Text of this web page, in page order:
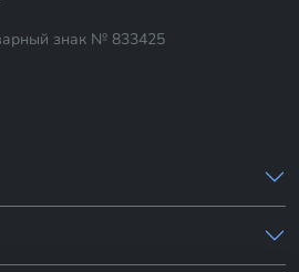
знак № 833425